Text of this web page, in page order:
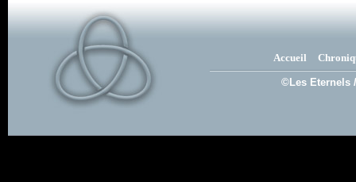
Accueil
©Les Eternels